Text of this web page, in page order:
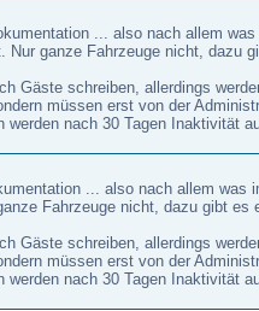
... also nach allem
Nur ganze Fahrzeuge nicht, dazu
Gäste schreiben, allerdings
müssen erst von der
werden nach 30 Tagen Inaktivität
... also nach allem was
Fahrzeuge nicht, dazu gibt es
Gäste schreiben, allerdings
müssen erst von der
werden nach 30 Tagen Inaktivität